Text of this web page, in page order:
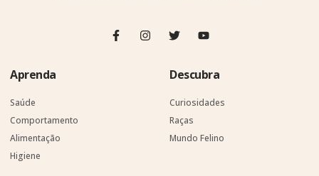
Aprenda
Saúde
Comportamento
Alimentação
Higiene
Descubra
Curiosidades
Raças
Mundo Felino